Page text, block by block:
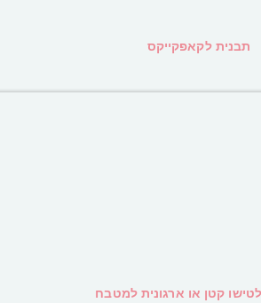
תבנית לקאפקייקס
קטן או ארגונית למטבח